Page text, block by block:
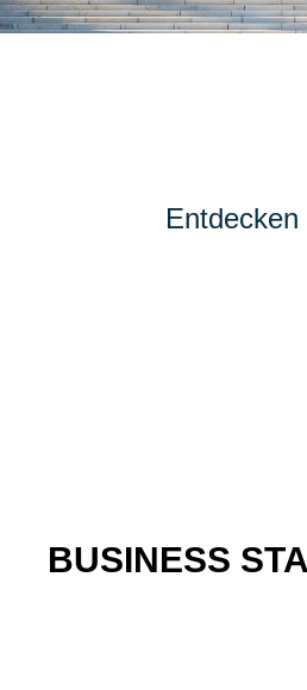
BUSINESS